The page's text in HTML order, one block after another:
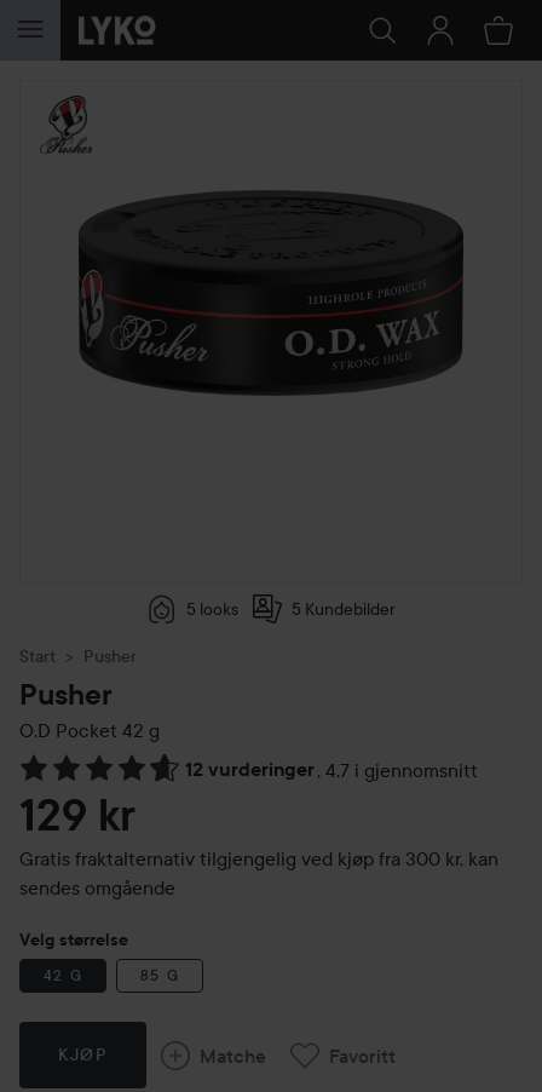
GÅ TIL INNHOLD
5 looks 5 Kundebilder
Start Pusher
Pusher
O.D Pocket 42 g
12 vurderinger, 4.7 i gjennomsnitt
Gå til Vurderinger & anmeldelser
129 kr
Gratis fraktalternativ tilgjengelig ved kjøp fra 300 kr, kan
sendes omgående
Velg størrelse
42 G 85 G
KJØP Matche Favoritt